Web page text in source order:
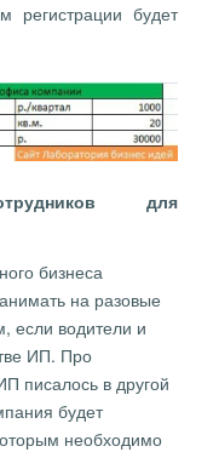
регистрации будет
для
бизнеса
на разовые
если водители и
ИП. Про
писалось в другой
будет
необходимо